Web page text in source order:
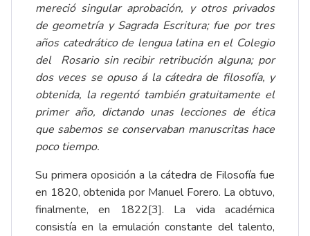
mereció singular aprobación, y otros privados
de geometría y Sagrada Escritura; fue por tres
años catedrático de lengua latina en el Colegio
del Rosario sin recibir retribución alguna; por
dos veces se opuso á la cátedra de filosofía, y
obtenida, la regentó también gratuitamente el
primer año, dictando unas lecciones de ética
que sabemos se conservaban manuscritas hace
poco tiempo.
Su primera oposición a la cátedra de Filosofía fue
en 1820, obtenida por Manuel Forero. La obtuvo,
finalmente, en 1822[3]. La vida académica
consistía en la emulación constante del talento,